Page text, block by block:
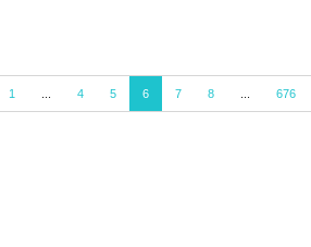
1 4 5 6 7 8 676